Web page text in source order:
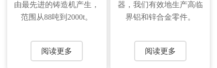
由最先进的铸造机产生，
范围从88吨到2000t。
阅读更多
器，我们有效地生产高临
界铝和锌合金零件。
阅读更多